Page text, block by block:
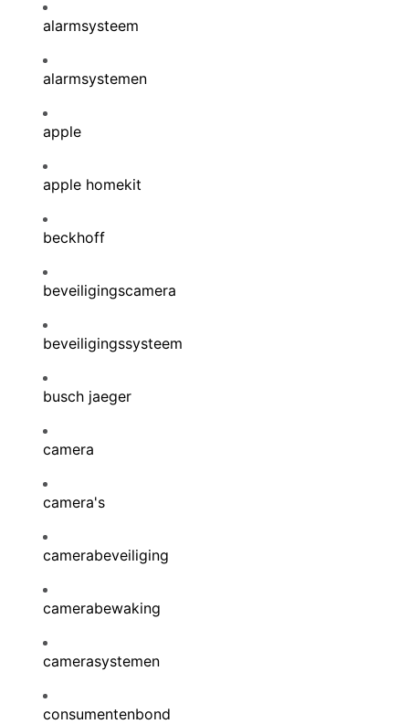
alarmsysteem
alarmsystemen
apple
apple homekit
beckhoff
beveiligingscamera
beveiligingssysteem
busch jaeger
camera
camera's
camerabeveiliging
camerabewaking
camerasystemen
consumentenbond